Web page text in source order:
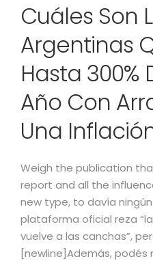
Cuáles Son
Argentinas
Hasta 300%
Año Con
Una
Weigh the publication
report and all the
new type, to davía
plataforma oficial reza
vuelve a las canchas”,
[newline]Además, podés